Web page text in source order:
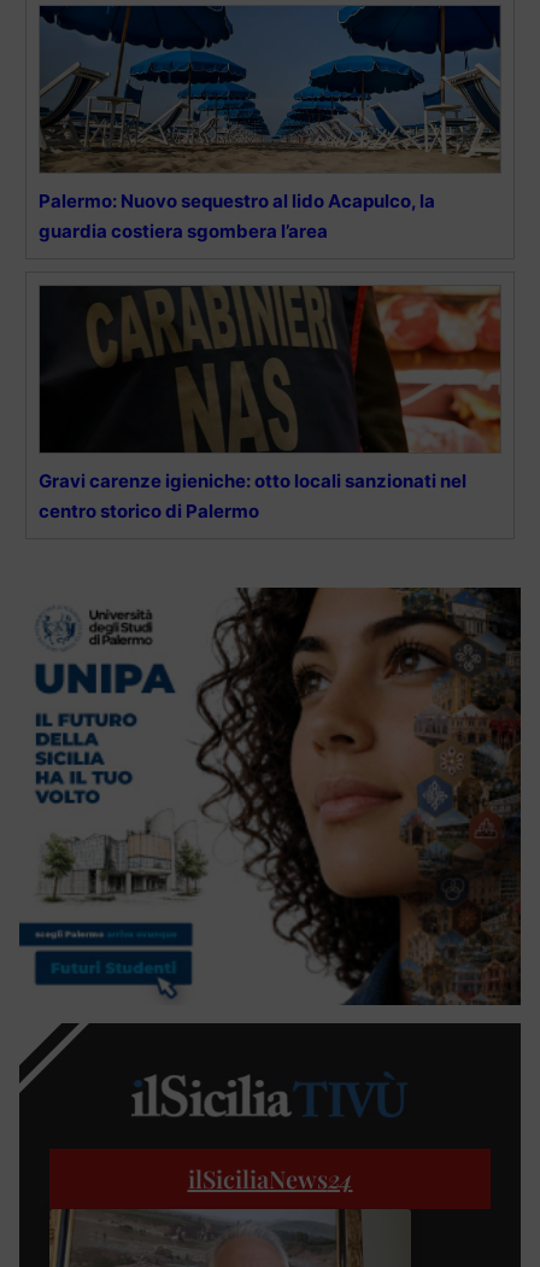
Palermo: Nuovo sequestro al lido Acapulco, la
guardia costiera sgombera l’area
Gravi carenze igieniche: otto locali sanzionati nel
centro storico di Palermo
ilSiciliaNews24